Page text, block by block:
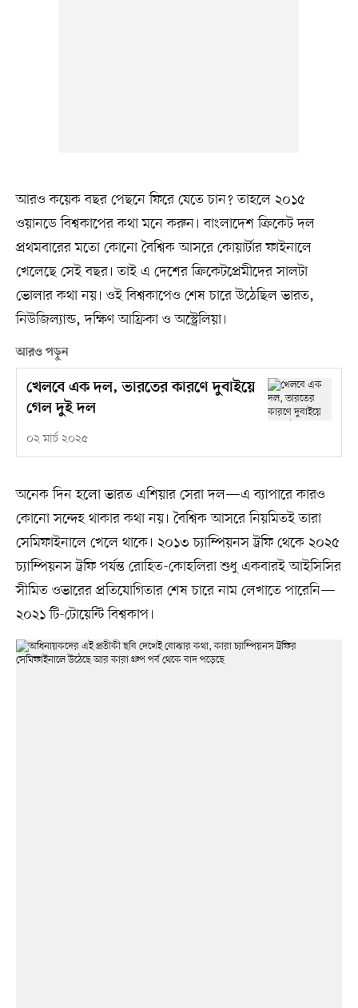
আরও কয়েক বছর পেছনে ফিরে যেতে চান? তাহলে ২০১৫
ওয়ানডে বিশ্বকাপের কথা মনে করুন। বাংলাদেশ ক্রিকেট দল
প্রথমবারের মতো কোনো বৈশ্বিক আসরে কোয়ার্টার ফাইনালে
খেলেছে সেই বছর। তাই এ দেশের ক্রিকেটপ্রেমীদের সালটা
ভোলার কথা নয়। ওই বিশ্বকাপেও শেষ চারে উঠেছিল ভারত,
নিউজিল্যান্ড, দক্ষিণ আফ্রিকা ও অস্ট্রেলিয়া।
আরও পড়ুন
খেলবে এক দল, ভারতের কারণে দুবাইয়ে
গেল দুই দল
০২ মার্চ ২০২৫
অনেক দিন হলো ভারত এশিয়ার সেরা দল—এ ব্যাপারে কারও
কোনো সন্দেহ থাকার কথা নয়। বৈশ্বিক আসরে নিয়মিতই তারা
সেমিফাইনালে খেলে থাকে। ২০১৩ চ্যাম্পিয়নস ট্রফি থেকে ২০২৫
চ্যাম্পিয়নস ট্রফি পর্যন্ত রোহিত-কোহলিরা শুধু একবারই আইসিসির
সীমিত ওভারের প্রতিযোগিতার শেষ চারে নাম লেখাতে পারেনি—
২০২১ টি-টোয়েন্টি বিশ্বকাপ।